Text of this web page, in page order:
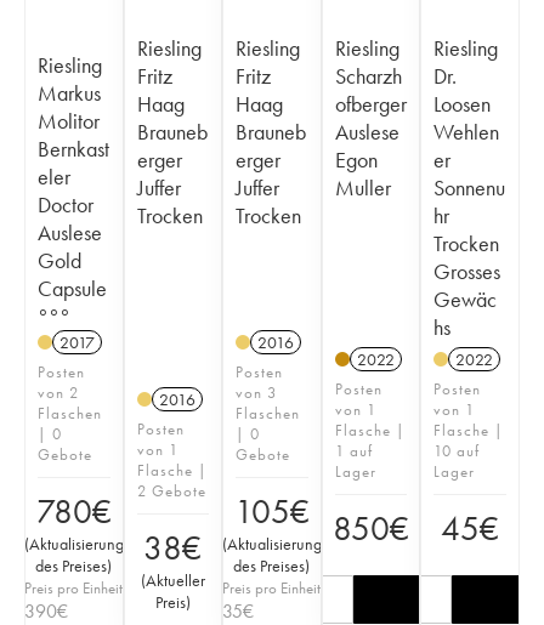
Riesling
Markus
Molitor
Bernkast
eler
Doctor
Auslese
Gold
Capsule
°°°
2017
Posten
von 2
Flaschen
| 0
Gebote
780€
(Aktualisierung
des Preises)
Preis pro Einheit
390€
Riesling
Fritz
Haag
Brauneb
erger
Juffer
Trocken
2016
Posten
von 1
Flasche |
2 Gebote
38€
(Aktueller
Preis)
Riesling
Fritz
Haag
Brauneb
erger
Juffer
Trocken
2016
Posten
von 3
Flaschen
| 0
Gebote
105€
(Aktualisierung
des Preises)
Preis pro Einheit
35€
Riesling
Scharzh
ofberger
Auslese
Egon
Muller
2022
Posten
von 1
Flasche |
1 auf
Lager
850€
Riesling
Dr.
Loosen
Wehlen
er
Sonnenu
hr
Trocken
Grosses
Gewäc
hs
2022
Posten
von 1
Flasche |
10 auf
Lager
45€